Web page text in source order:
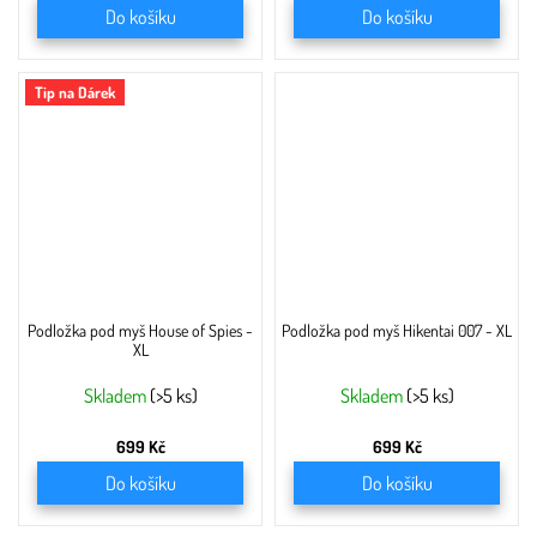
Do košíku Do košíku
Tip na Dárek
Podložka pod myš House of Spies -
XL
Skladem (>5 ks)
699 Kč
Do košíku
Podložka pod myš Hikentai 007 - XL
Skladem (>5 ks)
699 Kč
Do košíku